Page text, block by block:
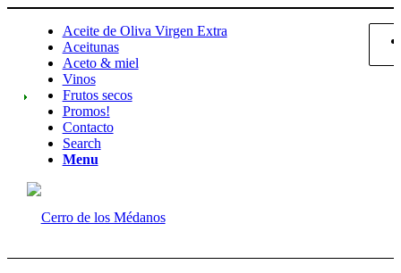
Aceite de Oliva Virgen Extra
Aceitunas
Aceto & miel
Vinos
Frutos secos
Promos!
Contacto
Search
Menu